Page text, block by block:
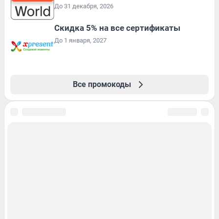
До 31 декабря, 2026
Скидка 5% на все сертификаты
До 1 января, 2027
Все промокоды